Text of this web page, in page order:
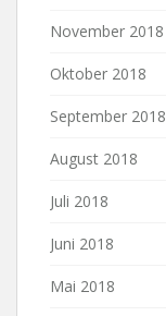
November 2018
Oktober 2018
September 2018
August 2018
Juli 2018
Juni 2018
Mai 2018